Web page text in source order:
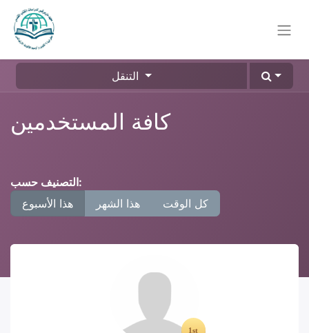
كافة المستخدمين
التصنيف حسب:
هذا الأسبوع
هذا الشهر كل الوقت